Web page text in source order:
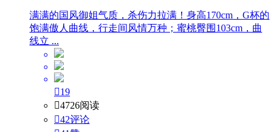
满满的国风御姐气质，杀伤力拉满！身高170cm，G杯的
饱满傲人曲线，行走间风情万种；蜜桃臀围103cm，曲
线立 ...
19
4726阅读
42评论